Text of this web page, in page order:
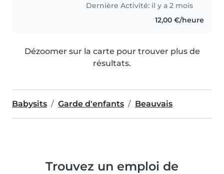
Dernière Activité: il y a 2 mois
12,00 €/heure
Dézoomer sur la carte pour trouver plus de
résultats.
Babysits Garde d'enfants Beauvais
Trouvez un emploi de